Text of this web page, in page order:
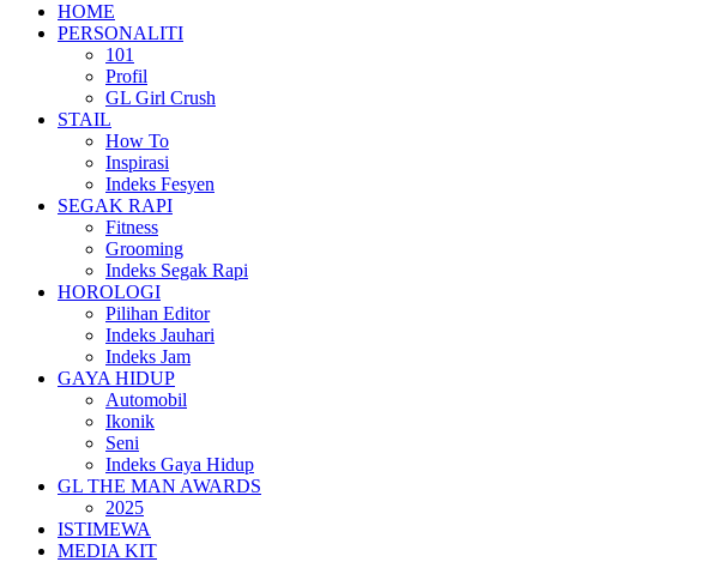
HOME
PERSONALITI
101
Profil
GL Girl Crush
STAIL
How To
Inspirasi
Indeks Fesyen
SEGAK RAPI
Fitness
Grooming
Indeks Segak Rapi
HOROLOGI
Pilihan Editor
Indeks Jauhari
Indeks Jam
GAYA HIDUP
Automobil
Ikonik
Seni
Indeks Gaya Hidup
GL THE MAN AWARDS
2025
ISTIMEWA
MEDIA KIT